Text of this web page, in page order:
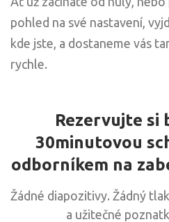
pohled na své nastavení,
kde jste, a dostaneme vás
rychle.
Rezervujte si
30minutovou
odborníkem na
Žádné diapozitivy. Žádný
a užitečné